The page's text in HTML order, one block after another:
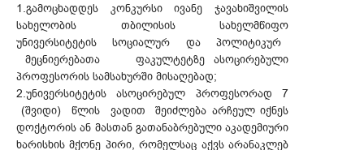
1.გამოცხადდეს კონკურსი ივანე ჯავახიშვილის
სახელობის თბილისის სახელმწიფო
უნივერსიტეტის სოციალურ და პოლიტიკურ
მეცნიერებათა ფაკულტეტზე ასოცირებული
პროფესორის სამსახურში მისაღებად;
2.უნივერსიტეტის ასოცირებულ პროფესორად 7
(შვიდი) წლის ვადით შეიძლება არჩეულ იქნეს
დოქტორის ან მასთან გათანაბრებული აკადემიური
ხარისხის მქონე პირი, რომელსაც აქვს არანაკლებ